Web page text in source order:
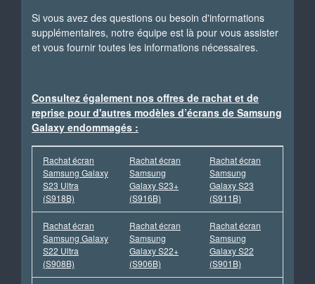
Si vous avez des questions ou besoin d'informations
supplémentaires, notre équipe est là pour vous assister
et vous fournir toutes les informations nécessaires.
Consultez également nos offres de rachat et de
reprise pour d'autres modèles d’écrans de Samsung
Galaxy endommagés :
Rachat écran
Samsung Galaxy
S23 Ultra
(S918B)
Rachat écran
Samsung
Galaxy S23+
(S916B)
Rachat écran
Samsung
Galaxy S23
(S911B)
Rachat écran
Samsung Galaxy
S22 Ultra
(S908B)
Rachat écran
Samsung
Galaxy S22+
(S906B)
Rachat écran
Samsung
Galaxy S22
(S901B)